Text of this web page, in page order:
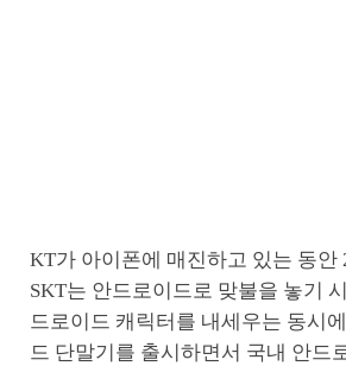
KT가 아이폰에 매진하고 있는 동안
SKT는 안드로이드로 맞불을 놓기
드로이드 캐릭터를 내세우는 동시
드 단말기를 출시하면서 국내 안드